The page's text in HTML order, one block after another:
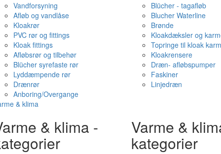
Vandforsyning
Afløb og vandlåse
Kloakrør
PVC rør og fittings
Kloak fittings
Afløbsrør og tilbehør
Blücher syrefaste rør
Lyddæmpende rør
Drænrør
Anboring/Overgange
Blücher - tagafløb
Blucher Waterline
Brønde
Kloakdæksler og
Topringe til kloak
Kloakrensere
Dræn- afløbspumper
Faskiner
Linjedræn
& klima
& klima - Varme &
kategorier